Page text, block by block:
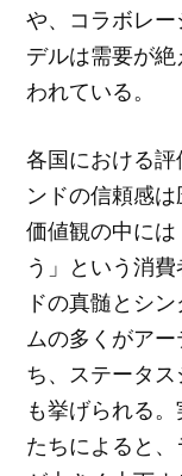
や、コラボレ
デルは需要が
われている。
各国における
ンドの信頼感
価値観の中に
う」という消
ドの真髄とシ
ムの多くがア
ち、ステータ
も挙げられる
たちによると